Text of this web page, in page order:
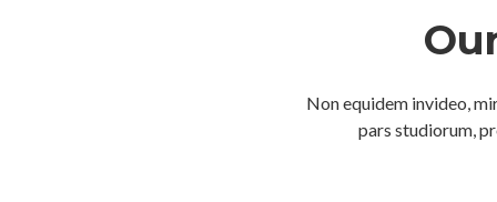
Non equidem invideo,
pars studiorum,